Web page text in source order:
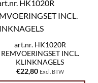
art.nr. HK1020R
REMVOERINGSET INCL.
KLINKNAGELS
€22,80 Excl. BTW